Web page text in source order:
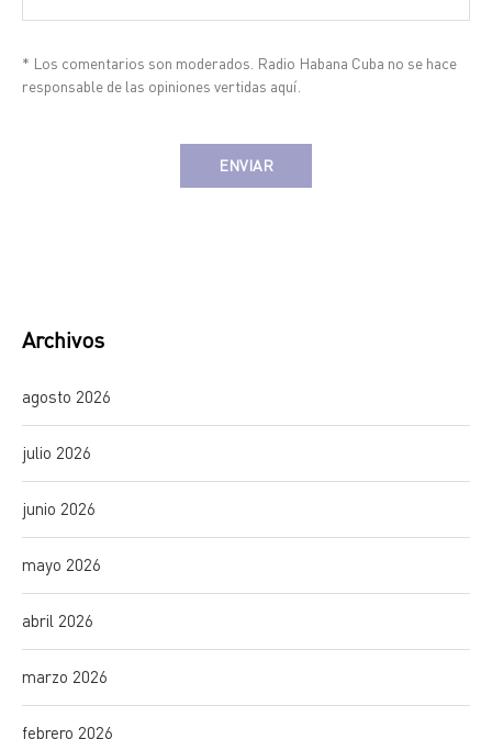
* Los comentarios son moderados. Radio Habana Cuba no se hace
responsable de las opiniones vertidas aquí.
Archivos
agosto 2026
julio 2026
junio 2026
mayo 2026
abril 2026
marzo 2026
febrero 2026